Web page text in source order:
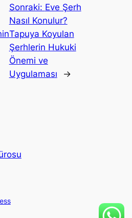
Sonraki: Eve Şerh
Nasıl Konulur?
Tapuya Koyulan
Şerhlerin Hukuki
Önemi ve
Uygulaması
→